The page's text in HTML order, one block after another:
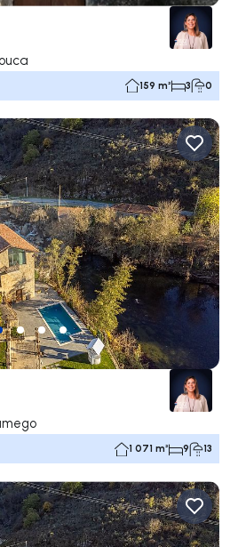
159 m² 3 0
1 071 m² 9 13